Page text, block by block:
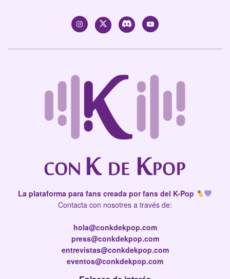
La plataforma para fans creada por fans del K-Pop
Contacta con nosotres a través de:
hola@conkdekpop.com
press@conkdekpop.com
entrevistas@conkdekpop.com
eventos@conkdekpop.com